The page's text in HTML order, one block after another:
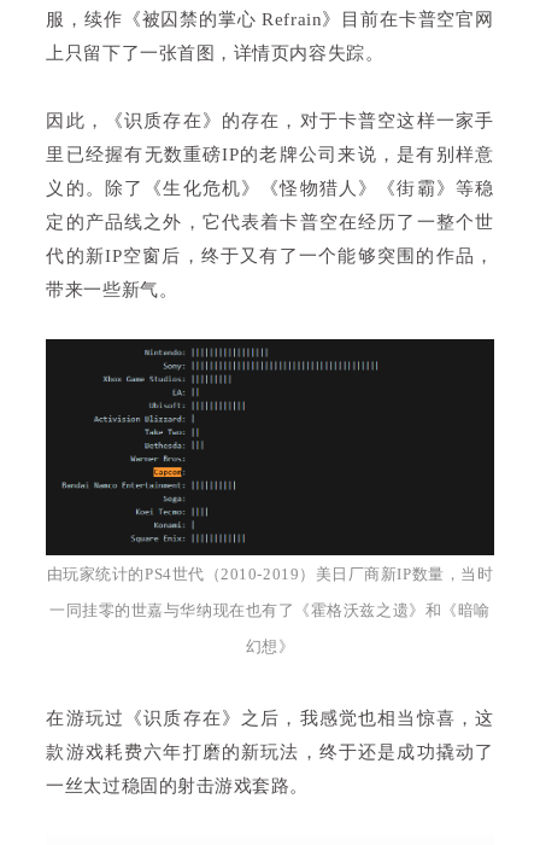
服，续作《被囚禁的掌心 Refrain》目前在卡普空官网
上只留下了一张首图，详情页内容失踪。
因此，《识质存在》的存在，对于卡普空这样一家手
里已经握有无数重磅IP的老牌公司来说，是有别样意
义的。除了《生化危机》《怪物猎人》《街霸》等稳
定的产品线之外，它代表着卡普空在经历了一整个世
代的新IP空窗后，终于又有了一个能够突围的作品，
带来一些新气。
由玩家统计的PS4世代（2010-2019）美日厂商新IP数量，当时
一同挂零的世嘉与华纳现在也有了《霍格沃兹之遗》和《 暗喻
幻想》
在游玩过《识质存在》之后，我感觉也相当惊喜，这
款游戏耗费六年打磨的新玩法，终于还是成功撬动了
一丝太过稳固的射击游戏套路。